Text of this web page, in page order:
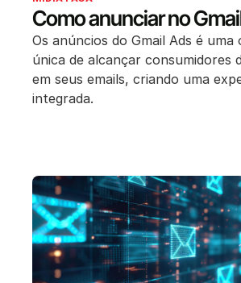
Como anunciar no
Os anúncios do Gmail Ads é
única de alcançar consumidores
em seus emails, criando uma
integrada.